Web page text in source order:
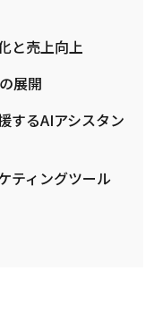
と売上向上
展開
するAIアシスタン
ティングツール